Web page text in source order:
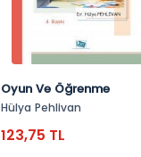
Oyun Ve Öğrenme
Hülya Pehlivan
123,75 TL